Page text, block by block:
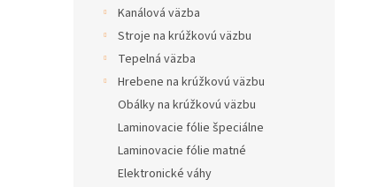
Kanálová väzba
Stroje na krúžkovú väzbu
Tepelná väzba
Hrebene na krúžkovú väzbu
Obálky na krúžkovú väzbu
Laminovacie fólie špeciálne
Laminovacie fólie matné
Elektronické váhy